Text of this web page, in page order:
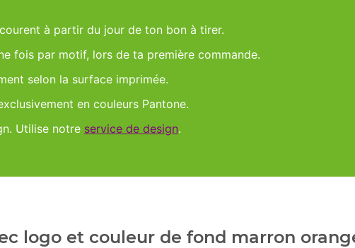
à partir du jour de ton bon à tirer.
fois par motif, lors de ta première commande.
selon la surface imprimée.
en couleurs Pantone.
Utilise notre service de design.
logo et couleur de fond marron